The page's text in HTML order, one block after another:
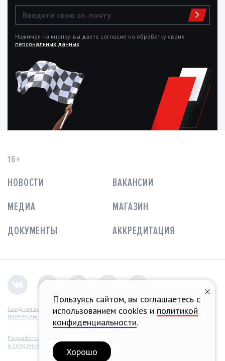
Нажимая на кнопку, вы даете согласие на обработку своих
персональных данных
16+
НОВОСТИ
ВАКАНСИИ
МЕДИА
МАГАЗИН
ДОКУМЕНТЫ
АККРЕДИТАЦИЯ
Сводная ведомость
проведения СОУТ
Разработка концепции
и создание сайта
Пользуясь сайтом, вы соглашаетесь с
использованием cookies и политикой
конфиденциальности.
Хорошо